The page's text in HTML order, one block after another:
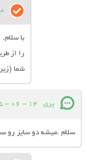
را از
شما
پری 14 - 06 - 1395
سلام .میشه دو سایز رو